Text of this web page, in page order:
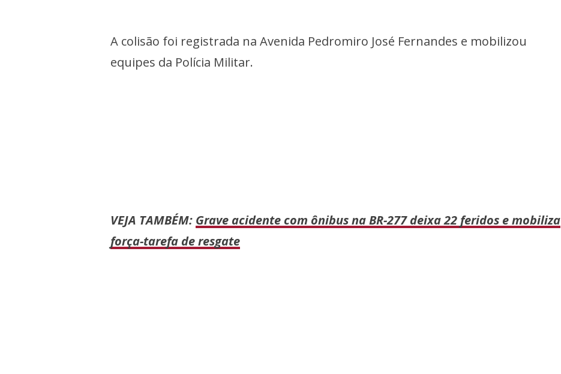
A colisão foi registrada na Avenida Pedromiro José Fernandes e mobilizou
equipes da Polícia Militar.
VEJA TAMBÉM: Grave acidente com ônibus na BR-277 deixa 22 feridos e mobiliza
força-tarefa de resgate